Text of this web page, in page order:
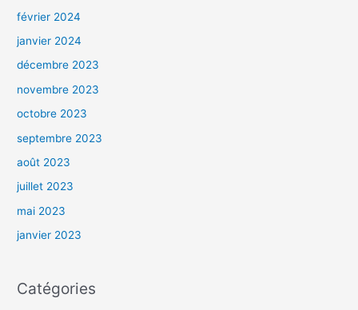
février 2024
janvier 2024
décembre 2023
novembre 2023
octobre 2023
septembre 2023
août 2023
juillet 2023
mai 2023
janvier 2023
Catégories